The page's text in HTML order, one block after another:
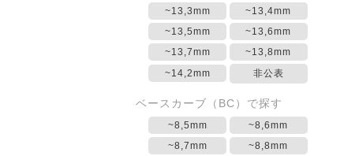
~13,3mm
~13,4mm
~13,5mm
~13,6mm
~13,7mm
~13,8mm
~14,2mm
非公表
ベースカーブ（BC）で探す
~8,5mm
~8,6mm
~8,7mm
~8,8mm